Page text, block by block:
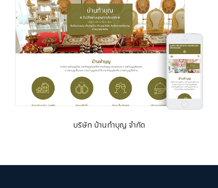
บริษัท บ้านทำบุญ จำกัด